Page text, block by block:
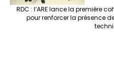
RDC : l’ARE lance la première
pour renforcer la présence